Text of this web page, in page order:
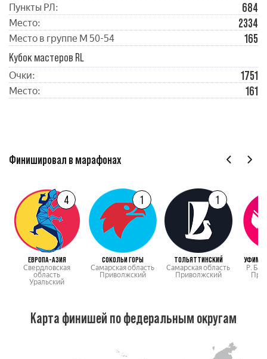
Пункты РЛ: 684
Место: 2334
Место в группе М 50-54
165
Кубок мастеров RL
Очки: 1751
Место: 161
Финишировал в марафонах
4
ЕВРОПА-АЗИЯ
Свердловская
область
Уральский
1
СОКОЛЬИ ГОРЫ
Самарская область
Приволжский
1
ТОЛЬЯТТИНСКИЙ
Самарская область
Приволжский
Р.
Карта финишей по федеральным округам